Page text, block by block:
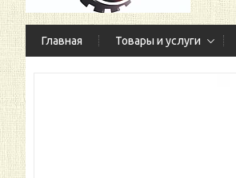
Главная Товары и услуги